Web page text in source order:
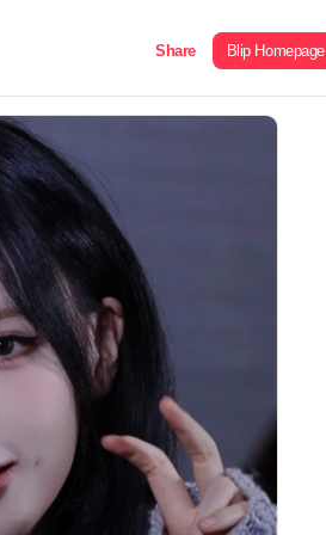
Share Blip Homepage